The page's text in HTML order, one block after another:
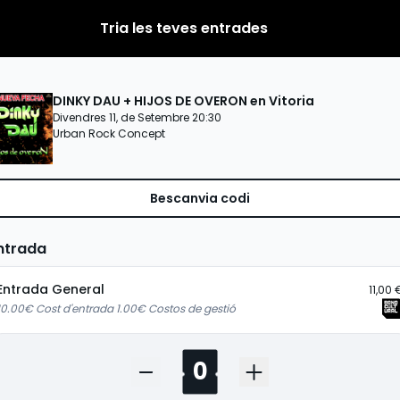
Tria les teves entrades
DINKY DAU + HIJOS DE OVERON en Vitoria
Divendres 11, de Setembre 20:30
Urban Rock Concept
Bescanvia codi
General
11,00
Cost d'entrada 1.00€ Costos de gestió